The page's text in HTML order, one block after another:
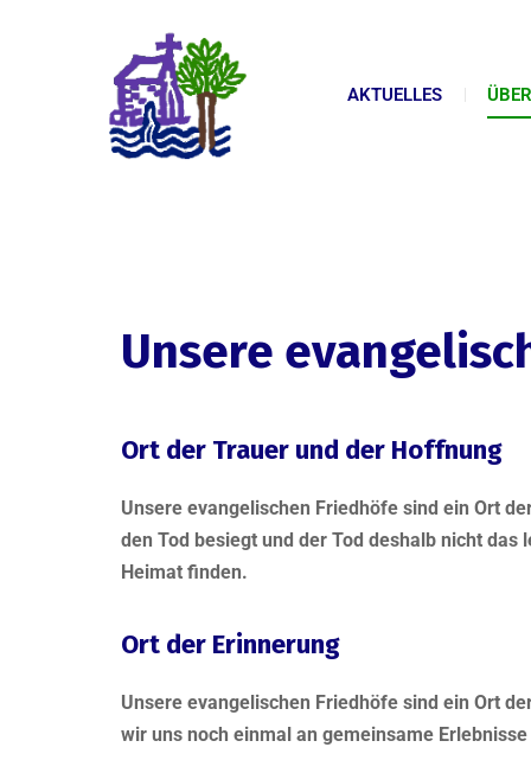
AKTUELLES
Unsere
Ort der Trauer und der Hoffnung
Unsere evangelischen Friedhöfe sind ein Ort
den Tod besiegt und der Tod deshalb nicht
Heimat finden.
Ort der Erinnerung
Unsere evangelischen Friedhöfe sind ein Ort
wir uns noch einmal an gemeinsame